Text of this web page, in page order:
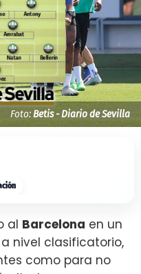
Foto: Betis - Diario de Sevilla
al Barcelona en un
nivel clasificatorio,
como para no